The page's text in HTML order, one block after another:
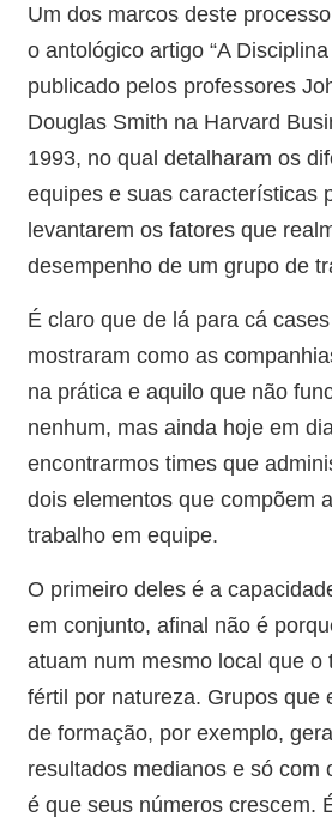
Um dos marcos deste
o antológico artigo “A Disciplina
publicado pelos professores
Douglas Smith na Harvard
1993, no qual detalharam os
equipes e suas características
levantarem os fatores que
desempenho de um grupo de
É claro que de lá para cá
mostraram como as
na prática e aquilo que não
nenhum, mas ainda hoje em
encontrarmos times que
dois elementos que compõem
trabalho em equipe.
O primeiro deles é a
em conjunto, afinal não é
atuam num mesmo local que o
fértil por natureza. Grupos que
de formação, por exemplo,
resultados medianos e só com
é que seus números crescem.